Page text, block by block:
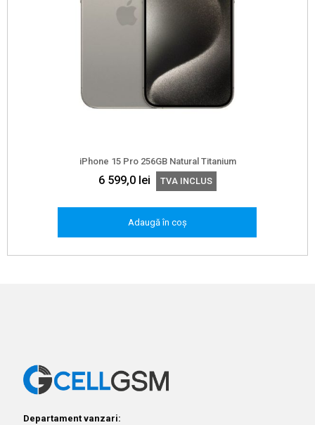
iPhone 15 Pro 256GB Natural Titanium
6 599,0 lei TVA INCLUS
Adaugă în coș
Departament vanzari: